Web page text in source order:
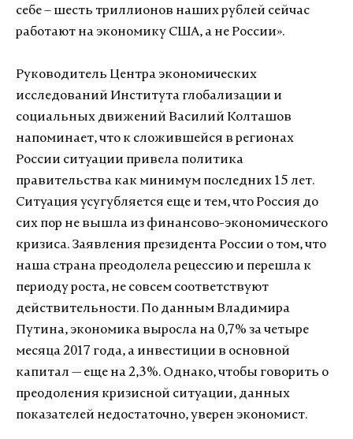
себе – шесть триллионов наших рублей сейчас
работают на экономику США, а не России».
Руководитель Центра экономических
исследований Института глобализации и
социальных движений Василий Колташов
напоминает, что к сложившейся в регионах
России ситуации привела политика
правительства как минимум последних 15 лет.
Ситуация усугубляется еще и тем, что Россия до
сих пор не вышла из финансово-экономического
кризиса. Заявления президента России о том, что
наша страна преодолела рецессию и перешла к
периоду роста, не совсем соответствуют
действительности. По данным Владимира
Путина, экономика выросла на 0,7% за четыре
месяца 2017 года, а инвестиции в основной
капитал — еще на 2,3%. Однако, чтобы говорить о
преодоления кризисной ситуации, данных
показателей недостаточно, уверен экономист.